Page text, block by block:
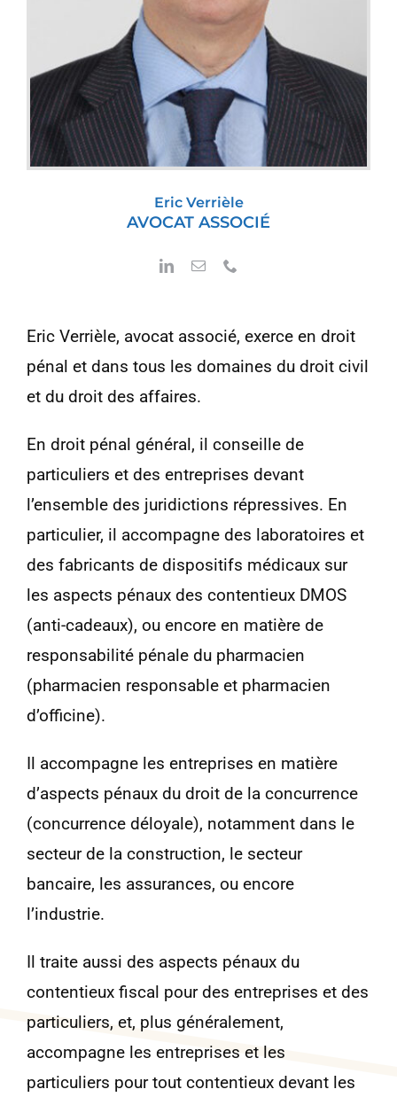
Eric Verrièle
AVOCAT ASSOCIÉ
Eric Verrièle, avocat associé, exerce en droit
pénal et dans tous les domaines du droit civil
et du droit des affaires.
En droit pénal général, il conseille de
particuliers et des entreprises devant
l’ensemble des juridictions répressives. En
particulier, il accompagne des laboratoires et
des fabricants de dispositifs médicaux sur
les aspects pénaux des contentieux DMOS
(anti-cadeaux), ou encore en matière de
responsabilité pénale du pharmacien
(pharmacien responsable et pharmacien
d’officine).
Il accompagne les entreprises en matière
d’aspects pénaux du droit de la concurrence
(concurrence déloyale), notamment dans le
secteur de la construction, le secteur
bancaire, les assurances, ou encore
l’industrie.
Il traite aussi des aspects pénaux du
contentieux fiscal pour des entreprises et des
particuliers, et, plus généralement,
accompagne les entreprises et les
particuliers pour tout contentieux devant les